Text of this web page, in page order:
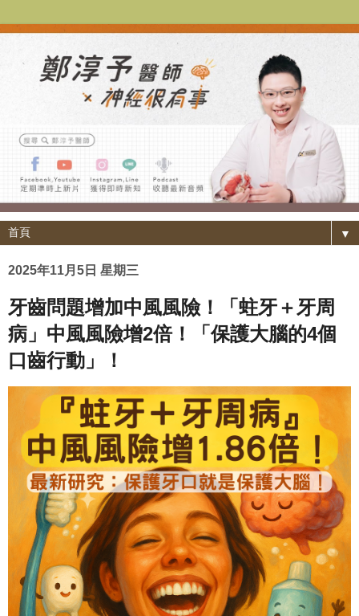
▼
2025年11月5日 星期三
牙齒問題增加中風風險！「蛀牙＋牙周
病」中風風險增2倍！「保護大腦的4個
口齒行動」！